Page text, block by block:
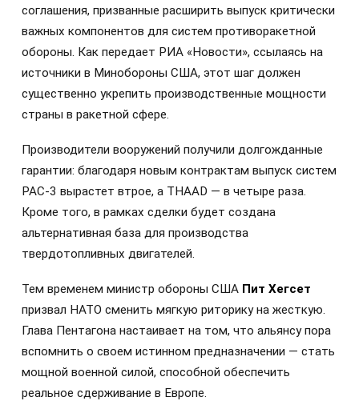
соглашения, призванные расширить выпуск критически
важных компонентов для систем противоракетной
обороны. Как передает РИА «Новости», ссылаясь на
источники в Минобороны США, этот шаг должен
существенно укрепить производственные мощности
страны в ракетной сфере.
Производители вооружений получили долгожданные
гарантии: благодаря новым контрактам выпуск систем
PAC-3 вырастет втрое, а THAAD — в четыре раза.
Кроме того, в рамках сделки будет создана
альтернативная база для производства
твердотопливных двигателей.
Тем временем министр обороны США Пит Хегсет
призвал НАТО сменить мягкую риторику на жесткую.
Глава Пентагона настаивает на том, что альянсу пора
вспомнить о своем истинном предназначении — стать
мощной военной силой, способной обеспечить
реальное сдерживание в Европе.